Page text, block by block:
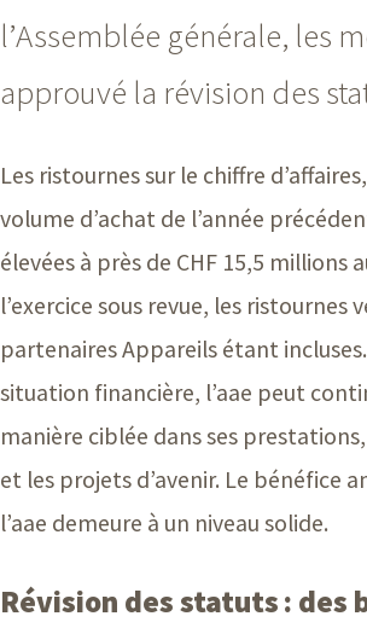
l’Assemblée générale, les
approuvé la révision des
Les ristournes sur le chiffre
volume d’achat de l’année
élevées à près de CHF 15,5 millions
l’exercice sous revue, les ristournes
partenaires Appareils étant
situation financière, l’aae peut
manière ciblée dans ses
et les projets d’avenir. Le bénéfice
l’aae demeure à un niveau solide.
Révision des statuts : des